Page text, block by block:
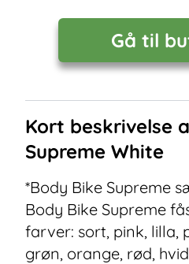
Gå til
Kort beskrivelse
Supreme White
*Body Bike Supreme
Body Bike Supreme
farver: sort, pink, lilla,
grøn, orange, rød,